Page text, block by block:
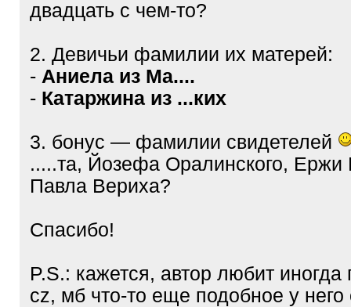
двадцать с чем-то?
2. Девичьи фамилии их матерей:
- Аниела из Ма....
- Катаржина из ...ких
3. бонус — фамилии свидетелей
.....та, Йозефа Оралинского, Ержи
Павла Вериха?
Спасибо!
P.S.: кажется, автор любит иногда
cz, мб что-то еще подобное у него